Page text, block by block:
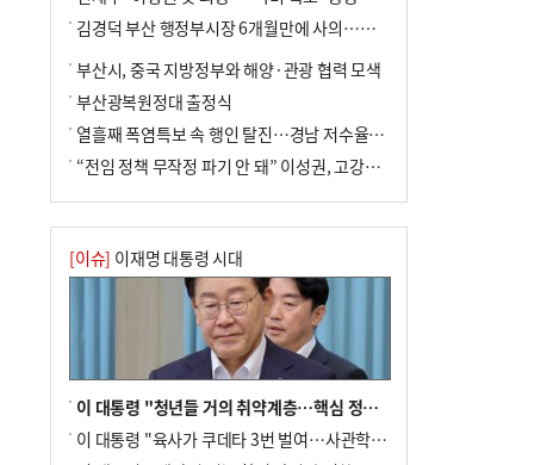
김경덕 부산 행정부시장 6개월만에 사의…후임 인선 촉각
부산시, 중국 지방정부와 해양·관광 협력 모색
부산광복원정대 출정식
열흘째 폭염특보 속 행인 탈진…경남 저수율 평년의 절반
“전임 정책 무작정 파기 안 돼” 이성권, 고강도 ‘전재수 견제’ 예고
[이슈] 이재명 대통령 시대
이 대통령 "청년들 거의 취약계층…핵심 정책 재편""
이 대통령 "육사가 쿠데타 3번 벌여…사관학교 통합 신속히 추진"